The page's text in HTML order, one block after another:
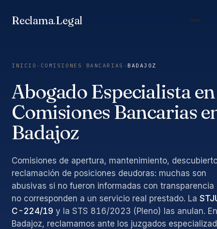
Reclama.Legal
INICIO › COMISIONES BANCARIAS › BADAJOZ
Abogado Especialista en
Comisiones Bancarias
Badajoz
Comisiones de apertura, mantenimiento,
reclamación de posiciones deudoras: muchas son
abusivas si no fueron informadas con transparencia
no corresponden a un servicio real prestado. La
C-224/19 y la STS 816/2023 (Pleno) las anulan. En
Badajoz, reclamamos ante los juzgados